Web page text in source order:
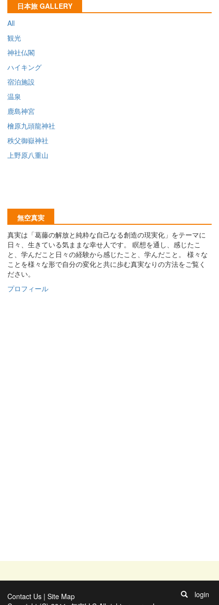
日本旅 GALLERY
All
観光
神社仏閣
ハイキング
宿泊施設
温泉
鹿島神宮
檜原九頭龍神社
秩父御嶽神社
上野原八重山
無空真実
真実は「葛藤の解放と純粋な自己なる創造の現実化」をテーマに
日々、生きている気ままな幸せ人です。 瞑想を通し、感じたこ
と、学んだこと日々の経験から感じたこと、学んだこと。 様々な
ことを様々な形で自分の変化と共に歩む真実なりの方法をご覧く
ださい。
プロフィール
Contact Us | Site Map
login